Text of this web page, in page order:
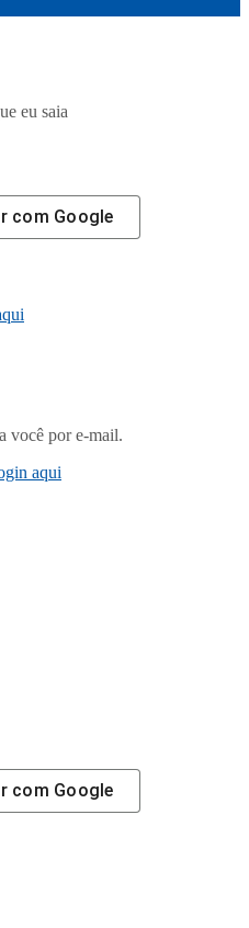
eu saia
com Google
você por e-mail.
aqui
com Google